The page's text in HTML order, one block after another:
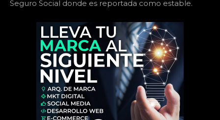
Seguro Social donde es reportada como estable.